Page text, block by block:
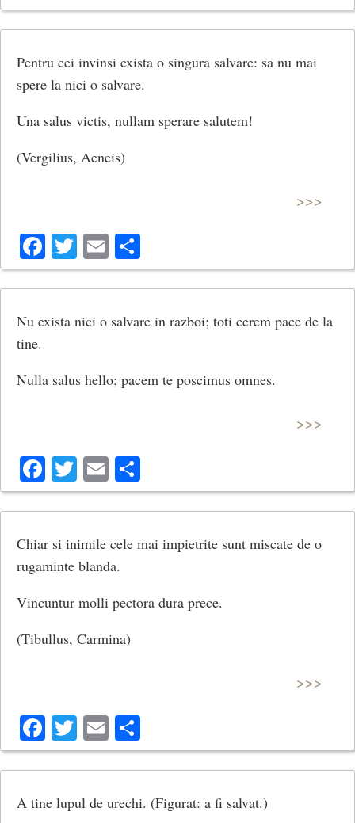
Pentru cei invinsi exista o singura sal­vare: sa nu mai
spere la nici o salvare.
Una salus victis, nullam sperare salutem!
(Vergilius, Aeneis)
>>>
Facebook
Twitter
Email
Nu exista nici o salvare in razboi; toti cerem pace de la
tine.
Nulla salus hello; pacem te poscimus omnes.
>>>
Facebook
Twitter
Email
Chiar si inimile cele mai impietrite sunt miscate de o
rugaminte blanda.
Vincuntur molli pectora dura prece.
(Tibullus, Carmina)
>>>
Facebook
Twitter
Email
A tine lupul de urechi. (Figurat: a fi salvat.)